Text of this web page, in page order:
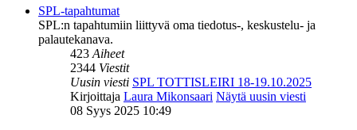
SPL-tapahtumat
SPL:n tapahtumiin liittyvä oma tiedotus-, keskustelu- ja
palautekanava.
423Aiheet
2344 Viestit
Uusin viesti SPL TOTTISLEIRI 18-19.10.2025
Kirjoittaja Laura Mikonsaari Näytä uusin viesti
08 Syys 2025 10:49